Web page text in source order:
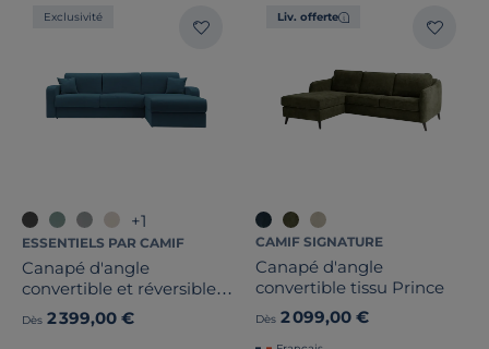
Exclusivité
+1
ESSENTIELS PAR CAMIF
Canapé d'angle
convertible et réversible
tissu recyclé déhoussable
Alizée
Dès 2 399,00 €
Liv. offerte
CAMIF SIGNATURE
Canapé d'angle
convertible tissu Prince
Dès 2 099,00 €